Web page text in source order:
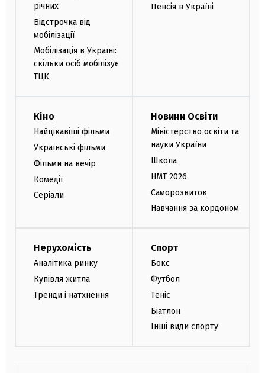
річних
Відстрочка від
мобілізації
Мобілізація в Україні:
скільки осіб мобілізує
ТЦК
Пенсія в Україні
Кіно
Найцікавіші фільми
Українські фільми
Фільми на вечір
Комедії
Серіали
Новини Освіти
Міністерство освіти та
науки України
Школа
НМТ 2026
Саморозвиток
Навчання за кордоном
Нерухомість
Аналітика ринку
Купівля житла
Тренди і натхнення
Спорт
Бокс
Футбол
Теніс
Біатлон
Інші види спорту